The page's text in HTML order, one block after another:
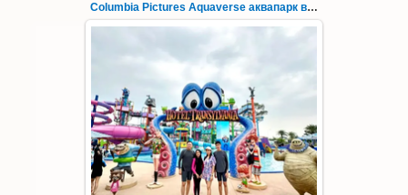
Columbia Pictures Aquaverse аквапарк в Паттайе 38
23.10.2022
Columbia Pictures Aquaverse - новый
тематический аквапарк в Паттайе.
Открыт в октябре 2022 после
модернизации и смены...
Thai-Online